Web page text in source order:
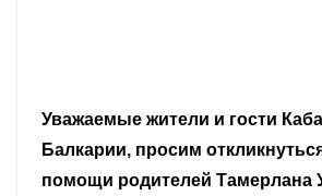
Уважаемые земляки и все
граждане.